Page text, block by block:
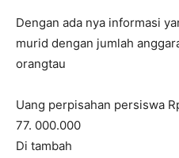
Dengan ada nya informasi
murid dengan jumlah
orangtau
Uang perpisahan persiswa
77. 000.000
Di tambah